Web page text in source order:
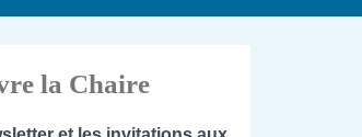
la Chaire